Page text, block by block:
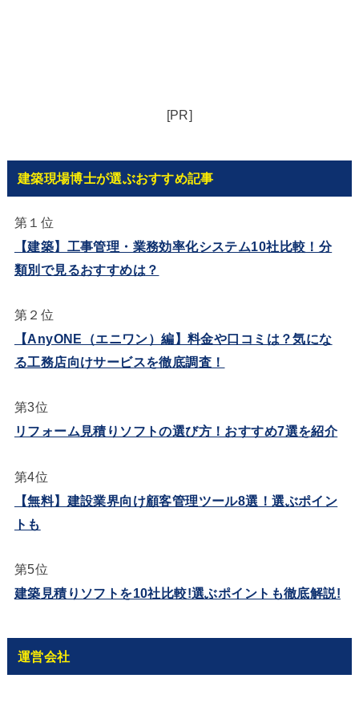
[PR]
建築現場博士が選ぶおすすめ記事
第１位
【建築】工事管理・業務効率化システム10社比較！分
類別で見るおすすめは？
第２位
【AnyONE（エニワン）編】料金や口コミは？気にな
る工務店向けサービスを徹底調査！
第3位
リフォーム見積りソフトの選び方！おすすめ7選を紹介
第4位
【無料】建設業界向け顧客管理ツール8選！選ぶポイン
トも
第5位
建築見積りソフトを10社比較!選ぶポイントも徹底解説!
運営会社